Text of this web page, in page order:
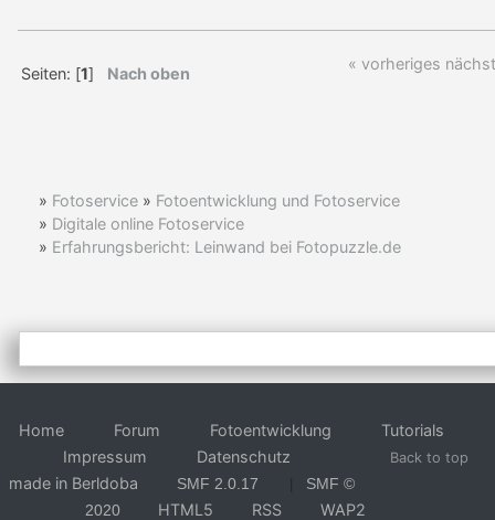
Seiten: [1] Nach oben
« vorheriges
» Fotoservice » Fotoentwicklung und Fotoservice
» Digitale online Fotoservice
» Erfahrungsbericht: Leinwand bei Fotopuzzle.de
Home Forum Fotoentwicklung
Tutorials
Impressum
Datenschutz Back to top
made in Berldoba SMF 2.0.17
SMF ©
2020
HTML5 RSS WAP2